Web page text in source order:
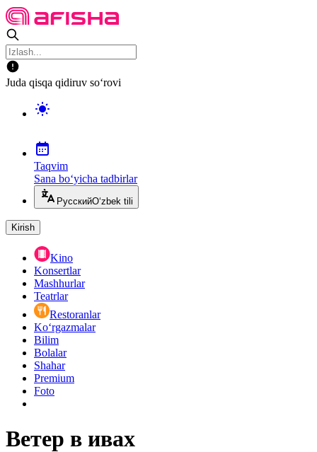
Juda qisqa qidiruv so‘rovi
Taqvim
Sana bo‘yicha tadbirlar
РусскийO‘zbek tili
Kirish
Kino
Konsertlar
Mashhurlar
Teatrlar
Restoranlar
Ko‘rgazmalar
Bilim
Bolalar
Shahar
Premium
Foto
Ветер в ивах